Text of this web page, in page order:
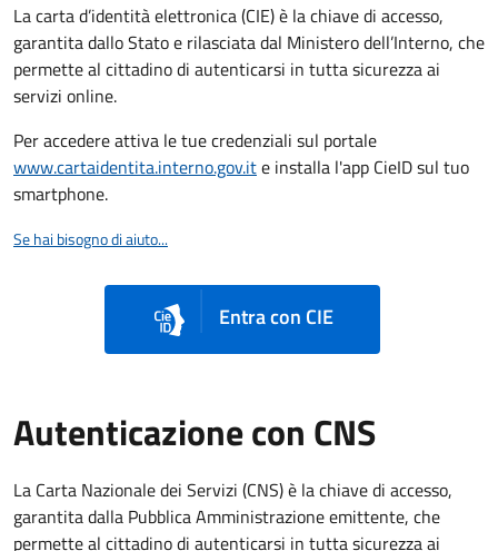
La carta d’identità elettronica (CIE) è la chiave di accesso,
garantita dallo Stato e rilasciata dal Ministero dell’Interno, che
permette al cittadino di autenticarsi in tutta sicurezza ai
servizi online.
Per accedere attiva le tue credenziali sul portale
www.cartaidentita.interno.gov.ite installa l'app CieID sul tuo
smartphone.
Se hai bisogno di aiuto...
Entra con CIE
Autenticazione con CNS
La Carta Nazionale dei Servizi (CNS) è la chiave di accesso,
garantita dalla Pubblica Amministrazione emittente, che
permette al cittadino di autenticarsi in tutta sicurezza ai